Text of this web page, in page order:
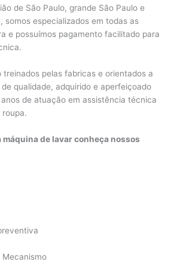
de São Paulo, grande São Paulo e
somos especializados em todas as
e possuímos pagamento facilitado para
treinados pelas fabricas e orientados a
qualidade, adquirido e aperfeiçoado
de atuação em assistência técnica
roupa.
de lavar conheça nossos
Mecanismo